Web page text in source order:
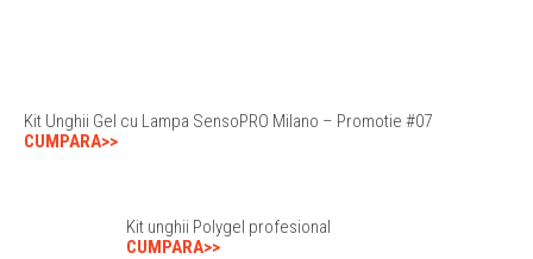
Kit Unghii Gel cu Lampa SensoPRO Milano – Promotie #07
CUMPARA>>
Kit unghii Polygel profesional
CUMPARA>>